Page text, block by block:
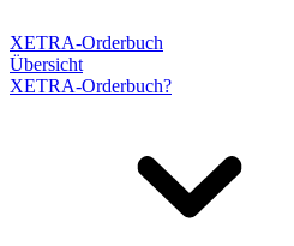
XETRA-Orderbuch
Übersicht
XETRA-Orderbuch?